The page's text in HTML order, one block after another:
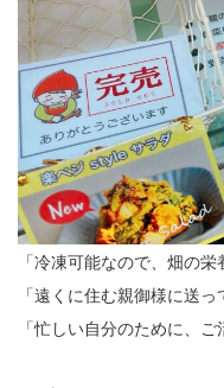
「冷凍可能なので、畑の
「遠くに住む親御様に送っ
「忙しい自分のために、ご